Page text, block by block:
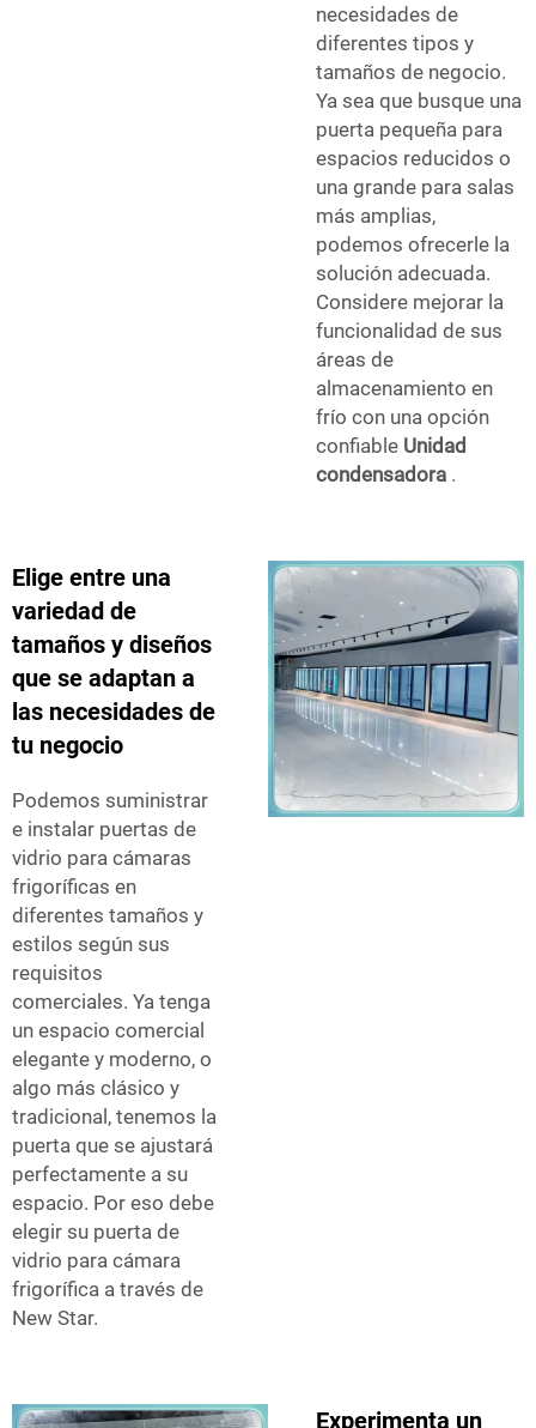
necesidades de
diferentes tipos y
tamaños de negocio.
Ya sea que busque una
puerta pequeña para
espacios reducidos o
una grande para salas
más amplias,
podemos ofrecerle la
solución adecuada.
Considere mejorar la
funcionalidad de sus
áreas de
almacenamiento en
frío con una opción
confiable Unidad
condensadora .
Elige entre una
variedad de
tamaños y diseños
que se adaptan a
las necesidades de
tu negocio
Podemos suministrar
e instalar puertas de
vidrio para cámaras
frigoríficas en
diferentes tamaños y
estilos según sus
requisitos
comerciales. Ya tenga
un espacio comercial
elegante y moderno, o
algo más clásico y
tradicional, tenemos la
puerta que se ajustará
perfectamente a su
espacio. Por eso debe
elegir su puerta de
vidrio para cámara
frigorífica a través de
New Star.
Experimenta un